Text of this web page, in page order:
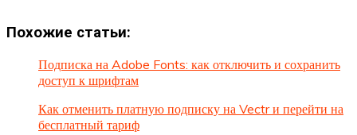
Похожие статьи:
Подписка на Adobe Fonts: как отключить и сохранить
доступ к шрифтам
Как отменить платную подписку на Vectr и перейти на
бесплатный тариф